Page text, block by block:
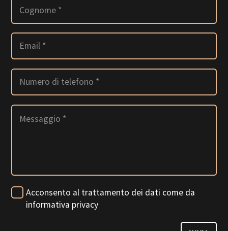
Acconsento al trattamento dei dati come da
informativa privacy